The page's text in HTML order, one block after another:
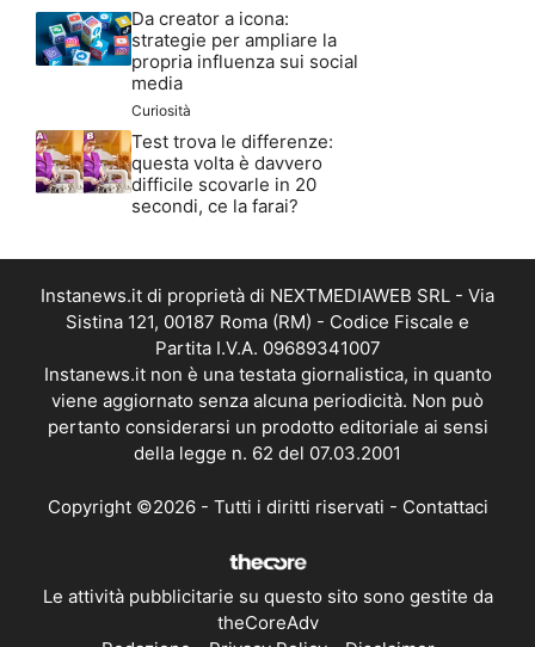
Da creator a icona:
strategie per ampliare la
propria influenza sui social
media
Curiosità
Test trova le differenze:
questa volta è davvero
difficile scovarle in 20
secondi, ce la farai?
Instanews.it di proprietà di NEXTMEDIAWEB SRL - Via
Sistina 121, 00187 Roma (RM) - Codice Fiscale e
Partita I.V.A. 09689341007
Instanews.it non è una testata giornalistica, in quanto
viene aggiornato senza alcuna periodicità. Non può
pertanto considerarsi un prodotto editoriale ai sensi
della legge n. 62 del 07.03.2001
Copyright ©2026 - Tutti i diritti riservati - Contattaci
Le attività pubblicitarie su questo sito sono gestite da
theCoreAdv